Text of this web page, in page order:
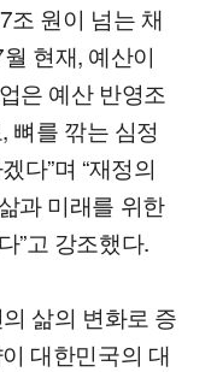
조 원이 넘는 채
현재, 예산이
은 예산 반영조
뼈를 깎는 심정
다”며 “재정의
과 미래를 위한
”고 강조했다.
삶의 변화로 증
대한민국의 대